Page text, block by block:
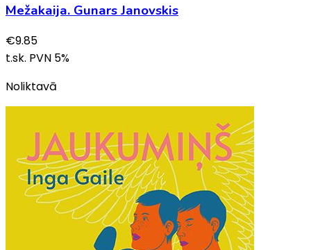
Mežakaija. Gunars Janovskis
€9.85
t.sk. PVN 5%
Noliktavā